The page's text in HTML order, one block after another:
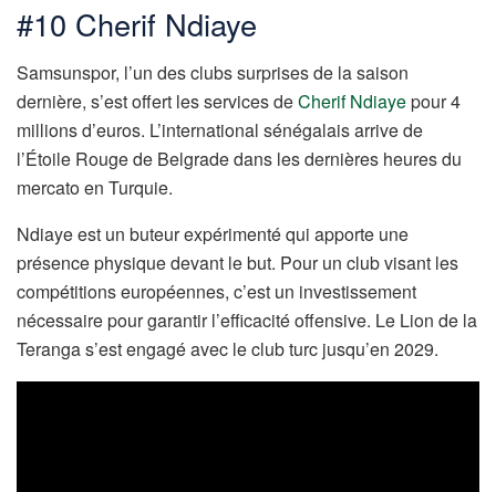
#10 Cherif Ndiaye
Samsunspor, l’un des clubs surprises de la saison
dernière, s’est offert les services deCherif Ndiayepour 4
millions d’euros. L’international sénégalais arrive de
l’Étoile Rouge de Belgrade dans les dernières heures du
mercato en Turquie.
Ndiaye est un buteur expérimenté qui apporte une
présence physique devant le but. Pour un club visant les
compétitions européennes, c’est un investissement
nécessaire pour garantir l’efficacité offensive. Le Lion de la
Teranga s’est engagé avec le club turc jusqu’en 2029.